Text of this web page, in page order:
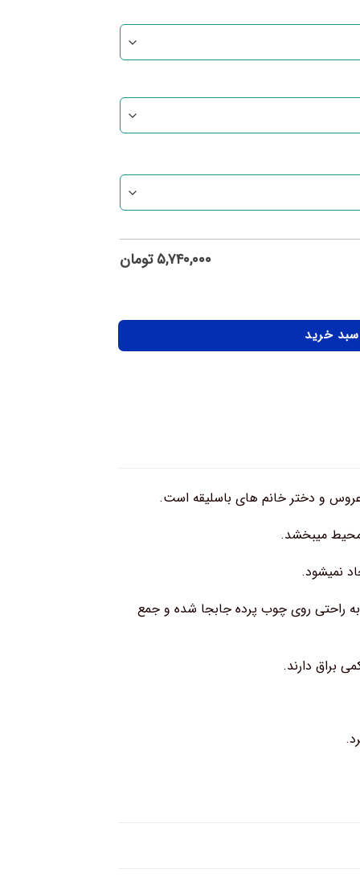
۵,۷۴۰,۰۰۰ تومان
سبد خرید
و دختر خانم های باسلیقه است.
محیط میبخشد.
نمیشود.
راحتی روی چوب پرده جابجا شده و جمع
براق دارند.